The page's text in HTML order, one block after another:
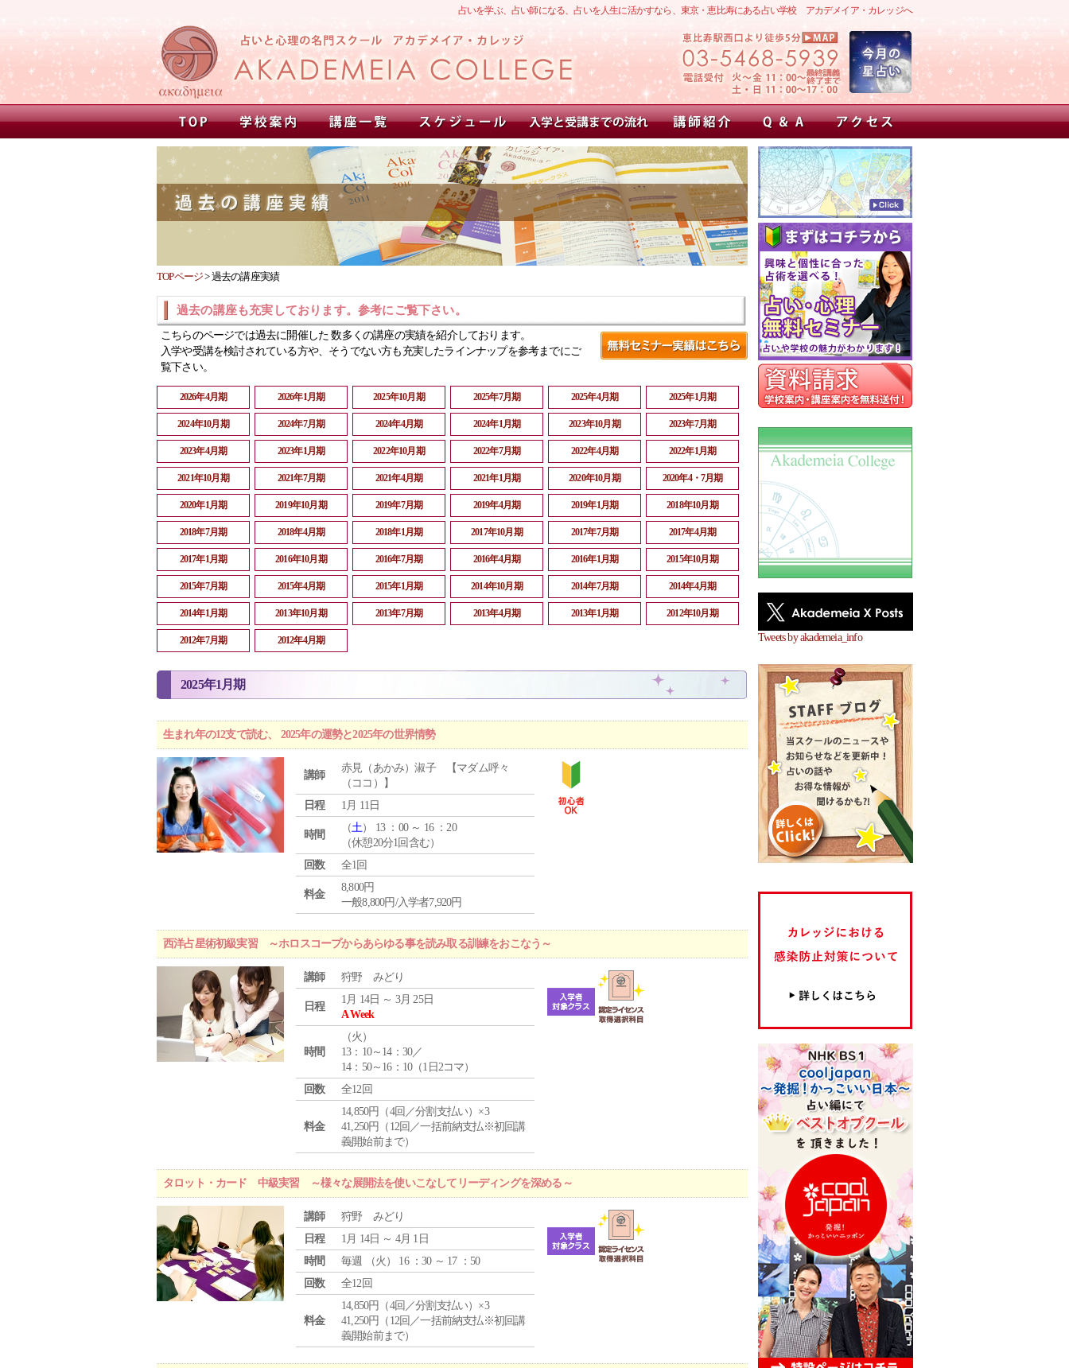
占いを学ぶ、占い師になる、占いを人生に活かすなら、東京・恵比寿にある占い学校 アカデメイア・カレッジへ
Tweets by akademeia_info
TOPページ>過去の講座実績
過去の講座も充実しております。参考にご覧下さい。
こちらのページでは過去に開催した 数多くの講座の実績を紹介しております。
入学や受講を検討されている方や、そうでない方も充実したラインナップを参考までにご
覧下さい。
2026年4月期 2026年1月期 2025年10月期 2025年7月期 2025年4月期 2025年1月期
2024年10月期 2024年7月期 2024年4月期 2024年1月期 2023年10月期 2023年7月期
2023年4月期 2023年1月期 2022年10月期 2022年7月期 2022年4月期 2022年1月期
2021年10月期 2021年7月期 2021年4月期 2021年1月期 2020年10月期 2020年4・7月期
2020年1月期 2019年10月期 2019年7月期 2019年4月期 2019年1月期 2018年10月期
2018年7月期 2018年4月期 2018年1月期 2017年10月期 2017年7月期 2017年4月期
2017年1月期 2016年10月期 2016年7月期 2016年4月期 2016年1月期 2015年10月期
2015年7月期 2015年4月期 2015年1月期 2014年10月期 2014年7月期 2014年4月期
2014年1月期 2013年10月期 2013年7月期 2013年4月期 2013年1月期 2012年10月期
2012年7月期 2012年4月期
2025年1月期
生まれ年の12支で読む、 2025年の運勢と2025年の世界情勢
講師
赤見（あかみ）淑子 【マダム呼々
（ココ）】
日程
1月 11日
時間
（土） 13 ：00 ～ 16 ：20
（休憩20分1回含む）
回数
全1回
料金
8,800円
一般8,800円/入学者7,920円
西洋占星術初級実習 ～ホロスコープからあらゆる事を読み取る訓練をおこなう～
講師 狩野 みどり
日程
1月 14日 ～ 3月 25日
A Week
時間
（火 ）
13：10～14：30／
14：50～16：10（1日2コマ）
回数
全12回
料金
14,850円（4回／分割支払い）×3
41,250円（12回／一括前納支払※初回講
義開始前まで）
タロット・カード 中級実習 ～様々な展開法を使いこなしてリーディングを深める～
講師
狩野 みどり
日程
1月 14日 ～ 4月 1日
時間
毎週 （火 ） 16 ：30 ～ 17 ：50
回数
全12回
料金
14,850円（4回／分割支払い）×3
41,250円（12回／一括前納支払※初回講
義開始前まで）